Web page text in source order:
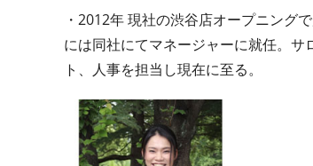
・2012年 現社の渋谷店オープニング
には同社にてマネージャーに就任。
ト、人事を担当し現在に至る。